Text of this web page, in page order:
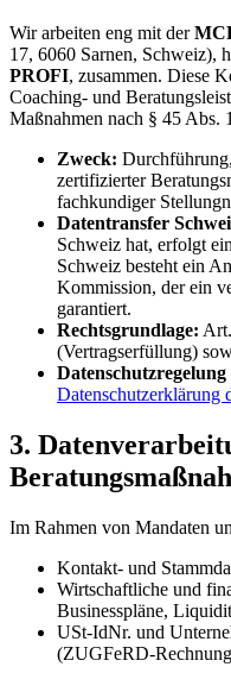
Wir arbeiten eng mit der
17, 6060 Sarnen, Schweiz),
PROFI, zusammen. Diese
Coaching- und
Maßnahmen nach § 45 Abs.
Zweck:
zertifizierter
fachkundiger
Datentransfer
Schweiz hat, erfolgt
Schweiz besteht ein
Kommission, der ein
garantiert.
Rechtsgrundlage:
(Vertragserfüllung)
Datenschutzerklärung
3.
Im Rahmen von Mandaten
Kontakt- und
Wirtschaftliche und
Businesspläne,
USt-IdNr. und
(ZUGFeRD-